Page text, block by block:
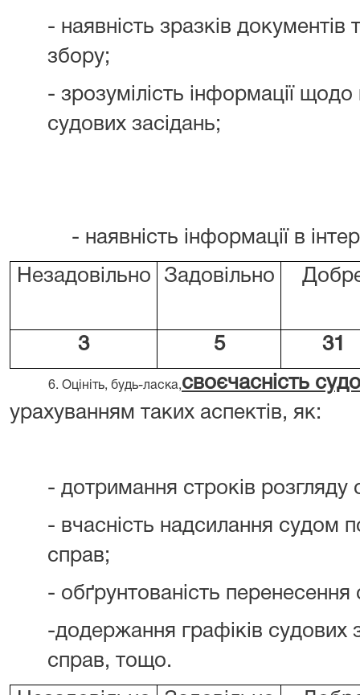
- наявність зразків
збору;
- зрозумілість інформації
судових засідань;
- наявність інформації в
Незадовільно
Задовільно
3 5 31
6. Оцініть, будь-ласка,своєчасність
урахуванням таких аспектів, як:
- дотримання строків розгляду
- вчасність надсилання судом
справ;
- обґрунтованість перенесення
-додержання графіків судових
справ, тощо.